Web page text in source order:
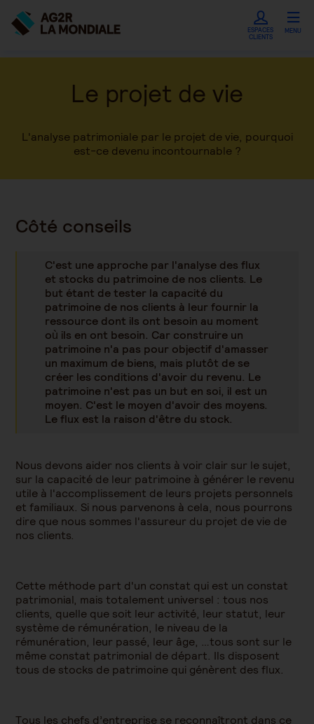
ESPACES
CLIENTS
MENU
Le projet de vie
L'analyse patrimoniale par le projet de vie, pourquoi
est-ce devenu incontournable ?
Côté conseils
C'est une approche par l'analyse des flux
et stocks du patrimoine de nos clients. Le
but étant de tester la capacité du
patrimoine de nos clients à leur fournir la
ressource dont ils ont besoin au moment
où ils en ont besoin. Car construire un
patrimoine n'a pas pour objectif d'amasser
un maximum de biens, mais plutôt de se
créer les conditions d'avoir du revenu. Le
patrimoine n'est pas un but en soi, il est un
moyen. C'est le moyen d'avoir des moyens.
Le flux est la raison d'être du stock.
Nous devons aider nos clients à voir clair sur le sujet,
sur la capacité de leur patrimoine à générer le revenu
utile à l'accomplissement de leurs projets personnels
et familiaux. Si nous parvenons à cela, nous pourrons
dire que nous sommes l'assureur du projet de vie de
nos clients.
Cette méthode part d'un constat qui est un constat
patrimonial, mais totalement universel : tous nos
clients, quelle que soit leur activité, leur statut, leur
système de rémunération, le niveau de la
rémunération, leur passé, leur âge, …tous sont sur le
même constat patrimonial de départ. Ils disposent
tous de stocks de patrimoine qui génèrent des flux.
Tous les chefs d’entreprise se reconnaîtront dans ce